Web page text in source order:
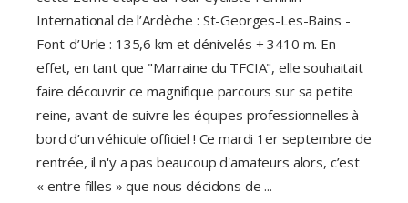
International de l’Ardèche : St-Georges-Les-Bains -
Font-d’Urle : 135,6 km et dénivelés + 3410 m. En
effet, en tant que "Marraine du TFCIA", elle souhaitait
faire découvrir ce magnifique parcours sur sa petite
reine, avant de suivre les équipes professionnelles à
bord d’un véhicule officiel ! Ce mardi 1er septembre de
rentrée, il n'y a pas beaucoup d'amateurs alors, c’est
« entre filles » que nous décidons de